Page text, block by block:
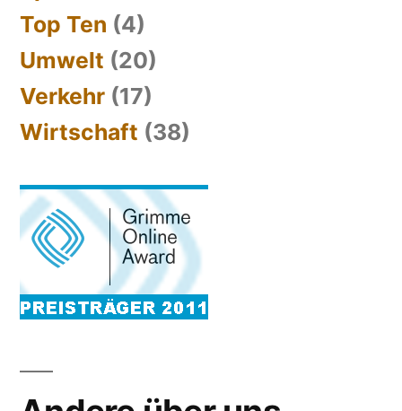
Top Ten (4)
Umwelt (20)
Verkehr (17)
Wirtschaft (38)